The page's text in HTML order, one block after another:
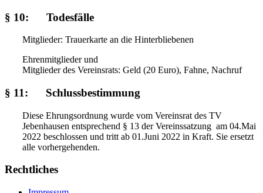
§ 10: Todesfälle
Mitglieder: Trauerkarte an die Hinterbliebenen
Ehrenmitglieder und
Mitglieder des Vereinsrats: Geld (20 Euro), Fahne, Nachruf
§ 11: Schlussbestimmung
Diese Ehrungsordnung wurde vom Vereinsrat des TV
Jebenhausen entsprechend § 13 der Vereinssatzung am 04.Mai
2022 beschlossen und tritt ab 01.Juni 2022 in Kraft. Sie ersetzt
alle vorhergehenden.
Rechtliches